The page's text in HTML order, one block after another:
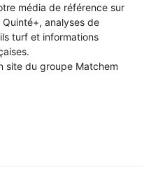
média de référence sur
analyses de
turf et informations
site du groupe Matchem